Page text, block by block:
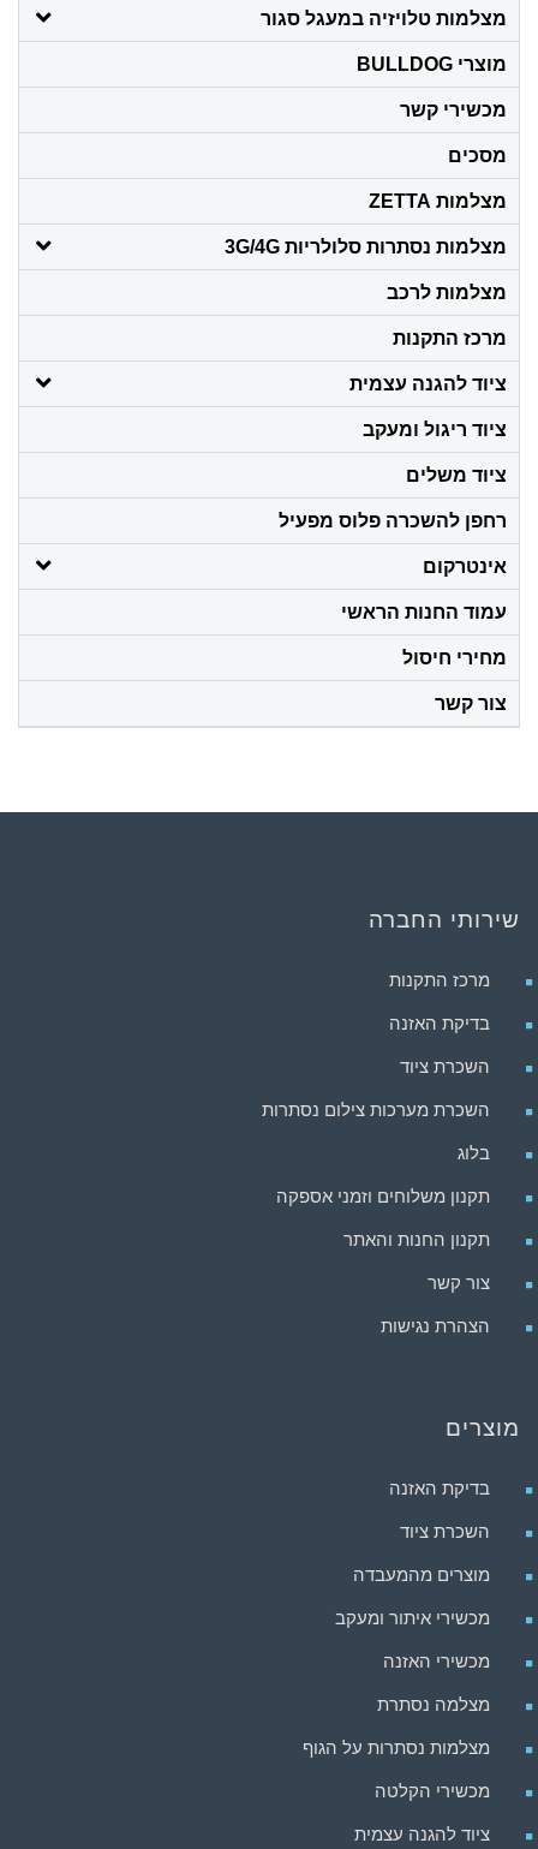
מצלמות טלויזיה במעגל סגור
מוצרי BULLDOG
מכשירי קשר
מסכים
מצלמות ZETTA
מצלמות נסתרות סלולריות 3G/4G
מצלמות לרכב
מרכז התקנות
ציוד להגנה עצמית
ציוד ריגול ומעקב
ציוד משלים
רחפן להשכרה פלוס מפעיל
אינטרקום
עמוד החנות הראשי
מחירי חיסול
צור קשר
שירותי החברה
מרכז התקנות
בדיקת האזנה
השכרת ציוד
השכרת מערכות צילום נסתרות
בלוג
תקנון משלוחים וזמני אספקה
תקנון החנות והאתר
צור קשר
הצהרת נגישות
מוצרים
בדיקת האזנה
השכרת ציוד
מוצרים מהמעבדה
מכשירי איתור ומעקב
מכשירי האזנה
מצלמה נסתרת
מצלמות נסתרות על הגוף
מכשירי הקלטה
ציוד להגנה עצמית